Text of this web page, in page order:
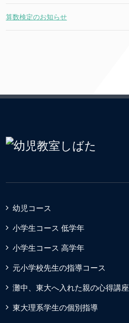
算数検定のお知らせ
幼児コース
小学生コース 低学年
小学生コース 高学年
元小学校先生の指導コース
灘中、東大へ入れた親の心得講座
東大理系学生の個別指導